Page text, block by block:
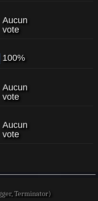
Aucun
vote
100%
Aucun
vote
Aucun
vote
Terminator)